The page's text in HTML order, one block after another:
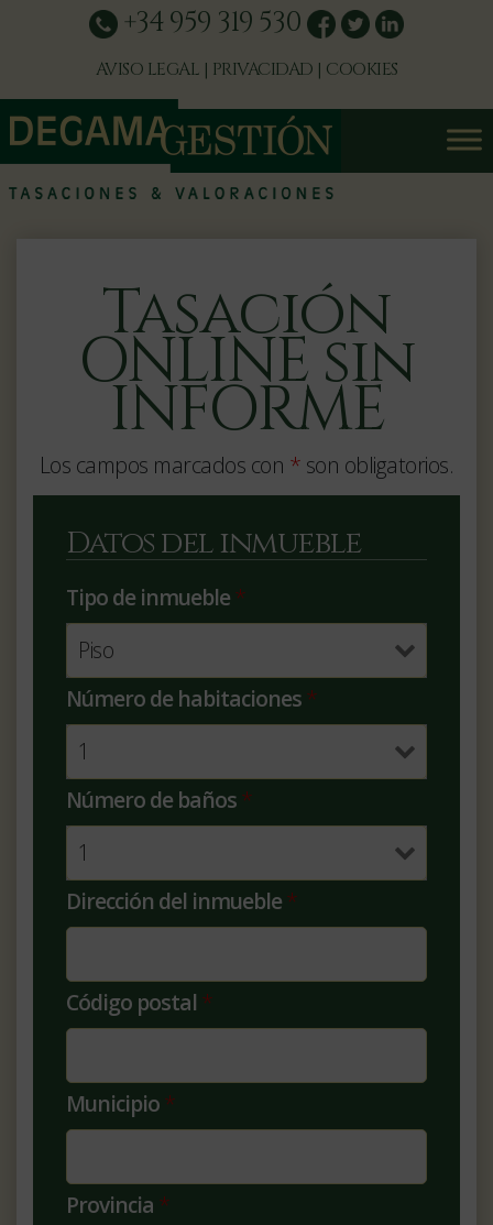
+34 959 319 530
AVISO LEGAL | PRIVACIDAD | COOKIES
Tasación
ONLINE sin
INFORME
Los campos marcados con * son obligatorios.
Datos del inmueble
Tipo de inmueble*
Número de habitaciones*
Número de baños*
Dirección del inmueble*
Código postal *
Municipio*
Provincia *